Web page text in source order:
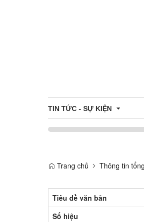
TIN TỨC - SỰ KIỆN
Thông tin đấu thầu - đấu giá
Công khai danh sách hỗ trợ
Du Lịch
Trang chủ Thông tin
Tiêu đề văn bản
Số hiệu